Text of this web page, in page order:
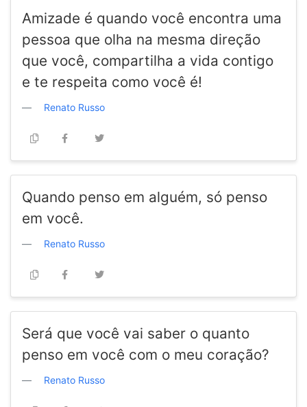
Amizade é quando você encontra uma
pessoa que olha na mesma direção
que você, compartilha a vida contigo
e te respeita como você é!
Renato Russo
Quando penso em alguém, só penso
em você.
Renato Russo
Será que você vai saber o quanto
penso em você com o meu coração?
Renato Russo